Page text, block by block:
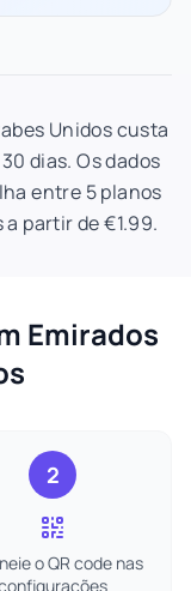
Unidos custa
dias. Os dados
entre 5 planos
a partir de €1.99.
Emirados
2
o QR code nas